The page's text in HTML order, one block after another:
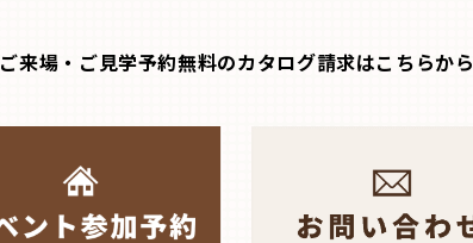
ご来場・ご見学予約無料のカタログ請求はこちらから